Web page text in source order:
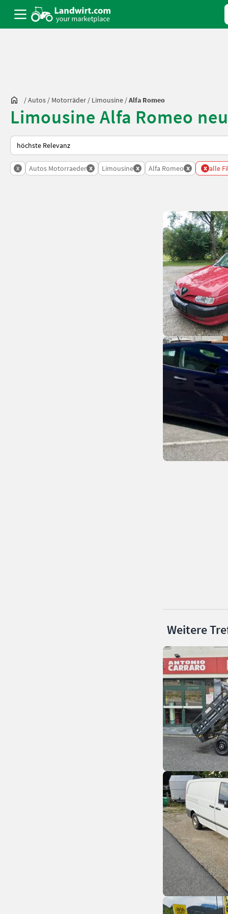
/Autos / Motorräder / Limousine /Alfa Romeo
Limousine Alfa Romeo
So wird auf Landwirt.com sortiert
x Autos Motorraeder x Limousine x Alfa Romeo x x alle
Weitere